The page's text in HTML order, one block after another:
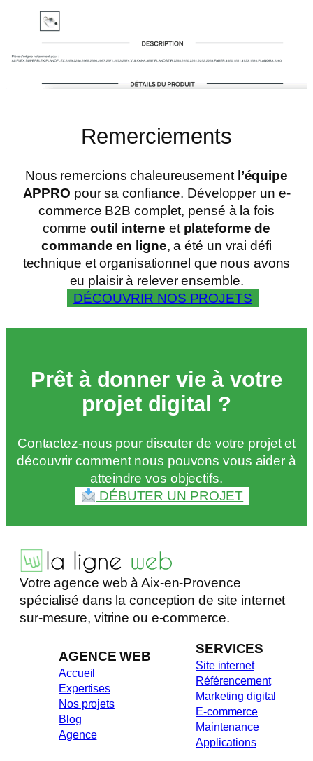
Remerciements
Nous remercions chaleureusement l’équipe
APPRO pour sa confiance. Développer un e-
commerce B2B complet, pensé à la fois
commeoutil interne et plateforme de
commande en ligne, a été un vrai défi
technique et organisationnel que nous avons
eu plaisir à relever ensemble.
DÉCOUVRIR NOS PROJETS
Prêt à donner vie à votre
projet digital ?
Contactez-nous pour discuter de votre projet et
découvrir comment nous pouvons vous aider à
atteindre vos objectifs.
DÉBUTER UN PROJET
Votre agence web à Aix-en-Provence
spécialisé dans la conception de site internet
sur-mesure, vitrine ou e-commerce.
AGENCE WEB
Accueil
Expertises
Nos projets
Blog
Agence
SERVICES
Site internet
Référencement
Marketing digital
E-commerce
Maintenance
Applications